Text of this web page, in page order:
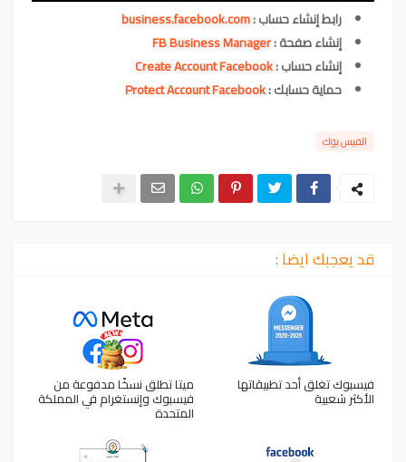
رابط إنشاء حساب :business.facebook.com
إنشاء صفحة :FB Business Manager
إنشاء حساب :Create Account Facebook
حماية حسابك :Protect Account Facebook
الفيس بوك
قد يعجبك ايضا :
فيسبوك تغلق أحد تطبيقاتها
الأكثر شعبية
ميتا تطلق نسخًا مدفوعة من
فيسبوك وإنستغرام في المملكة
المتحدة